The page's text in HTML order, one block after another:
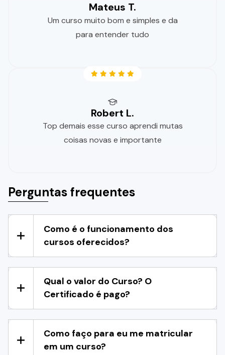
Mateus T.
Um curso muito bom e simples e da
para entender tudo
Robert L.
Top demais esse curso aprendi mutas
coisas novas e importante
Perguntas frequentes
Como é o funcionamento dos
cursos oferecidos?
Qual o valor do Curso? O
Certificado é pago?
Como faço para eu me matricular
em um curso?